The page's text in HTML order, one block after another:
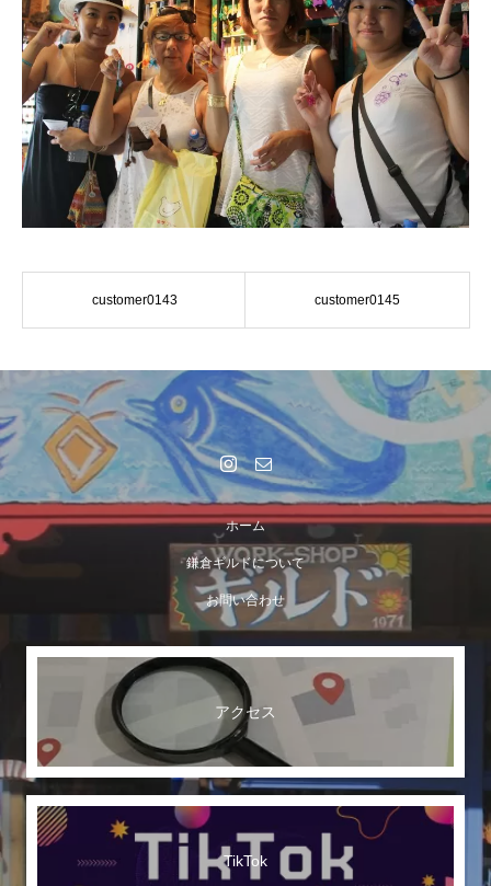
customer0143 customer0145
ホーム
鎌倉ギルドについて
お問い合わせ
アクセス
TikTok